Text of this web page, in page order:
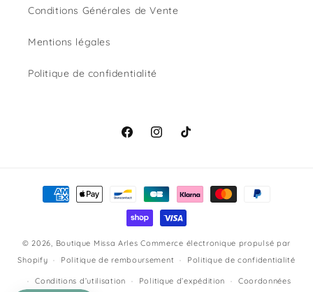
Conditions Générales de Vente
Mentions légales
Politique de confidentialité
FacebookInstagram
TikTok
Moyens
© 2026, Boutique Missa Arles Commerce électronique propulsé par
Shopify
Politique de remboursement Politique de confidentialité
Conditions d’utilisation Politique d’expédition Coordonnées